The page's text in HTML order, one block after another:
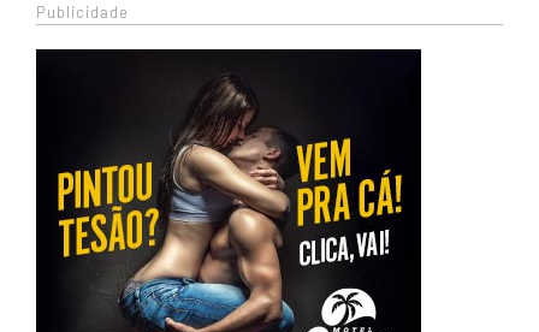
Publicidade